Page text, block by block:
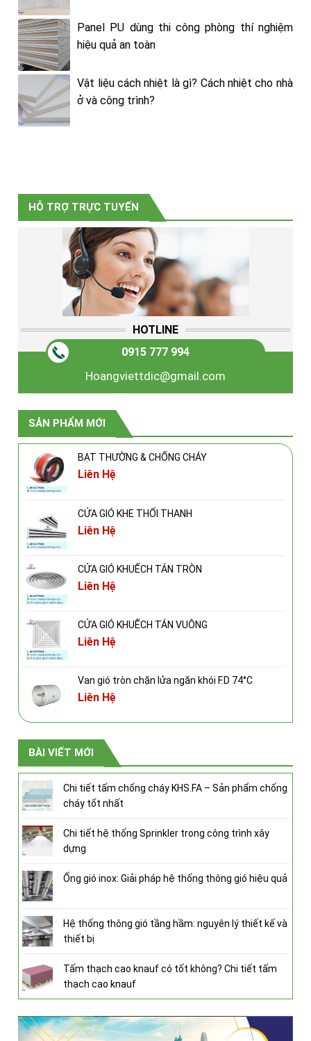
Panel PU dùng thi công phòng thí nghiệm
hiệu quả an toàn
Vật liệu cách nhiệt là gì? Cách nhiệt cho nhà
ở và công trình?
HỖ TRỢ TRỰC TUYẾN
HOTLINE
0915 777 994
Hoangviettdic@gmail.com
SẢN PHẨM MỚI
BẠT THƯỜNG & CHỐNG CHÁY
Liên Hệ
CỬA GIÓ KHE THỔI THANH
Liên Hệ
CỬA GIÓ KHUẾCH TÁN TRÒN
Liên Hệ
CỬA GIÓ KHUẾCH TÁN VUÔNG
Liên Hệ
Van gió tròn chặn lửa ngăn khói F.D 74°C
Liên Hệ
BÀI VIẾT MỚI
Chi tiết tấm chống cháy KHS.FA – Sản phẩm chống
cháy tốt nhất
Chi tiết hệ thống Sprinkler trong công trình xây
dựng
Ống gió inox: Giải pháp hệ thống thông gió hiệu quả
Hệ thống thông gió tầng hầm: nguyên lý thiết kế và
thiết bị
Tấm thạch cao knauf có tốt không? Chi tiết tấm
thạch cao knauf